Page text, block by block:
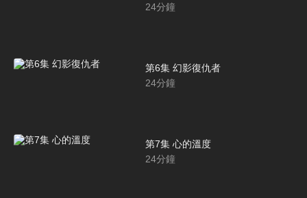
24分鐘
第6集 幻影復仇者
24分鐘
第7集 心的溫度
24分鐘